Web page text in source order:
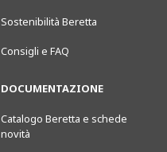
Sostenibilità Beretta
Consigli e FAQ
DOCUMENTAZIONE
Catalogo Beretta e schede
novità